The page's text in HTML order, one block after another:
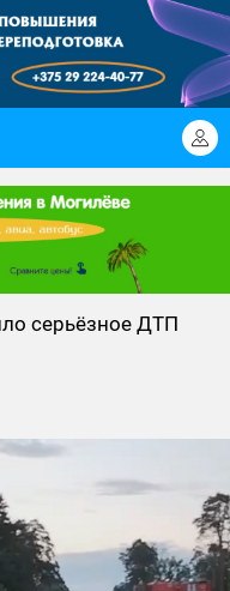
серьёзное ДТП